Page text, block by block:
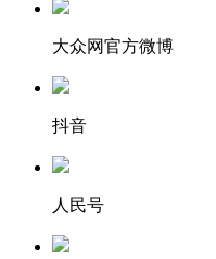
大众网官方微博
抖音
人民号